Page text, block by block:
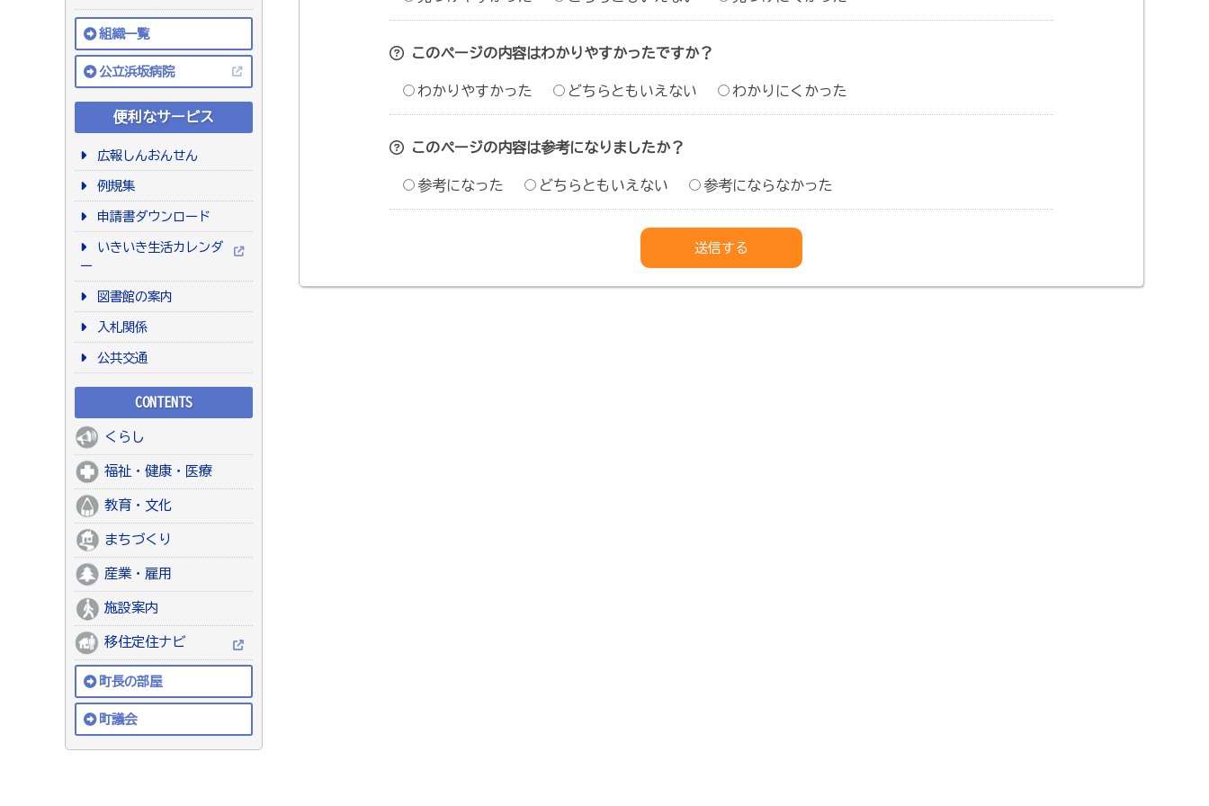
組織一覧
公立浜坂病院
便利なサービス
広報しんおんせん
例規集
申請書ダウンロード
いきいき生活カレンダ
ー
図書館の案内
入札関係
公共交通
CONTENTS
くらし
福祉・健康・医療
教育・文化
まちづくり
産業・雇用
施設案内
移住定住ナビ
町長の部屋
町議会
このページの内容はわかりやすかったですか？
わかりやすかった どちらともいえない わかりにくかった
このページの内容は参考になりましたか？
参考になった どちらともいえない 参考にならなかった